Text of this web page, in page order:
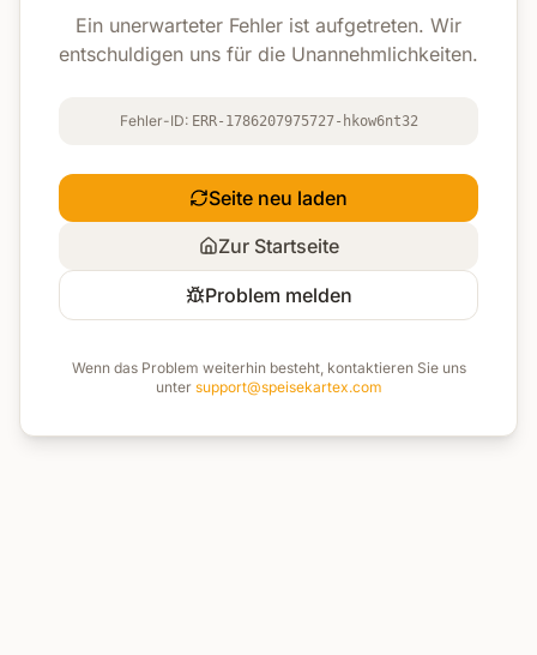
Ein unerwarteter Fehler ist aufgetreten. Wir
entschuldigen uns für die Unannehmlichkeiten.
Fehler-ID: ERR-1786207975727-hkow6nt32
Seite neu laden
Zur Startseite
Problem melden
Wenn das Problem weiterhin besteht, kontaktieren Sie uns
unter support@speisekartex.com